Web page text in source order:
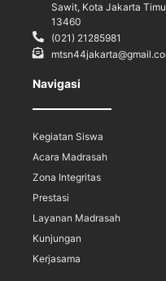
Sawit, Kota Jakarta
13460
(021) 21285981
Navigasi
Kegiatan Siswa
Acara Madrasah
Zona Integritas
Prestasi
Layanan Madrasah
Kunjungan
Kerjasama